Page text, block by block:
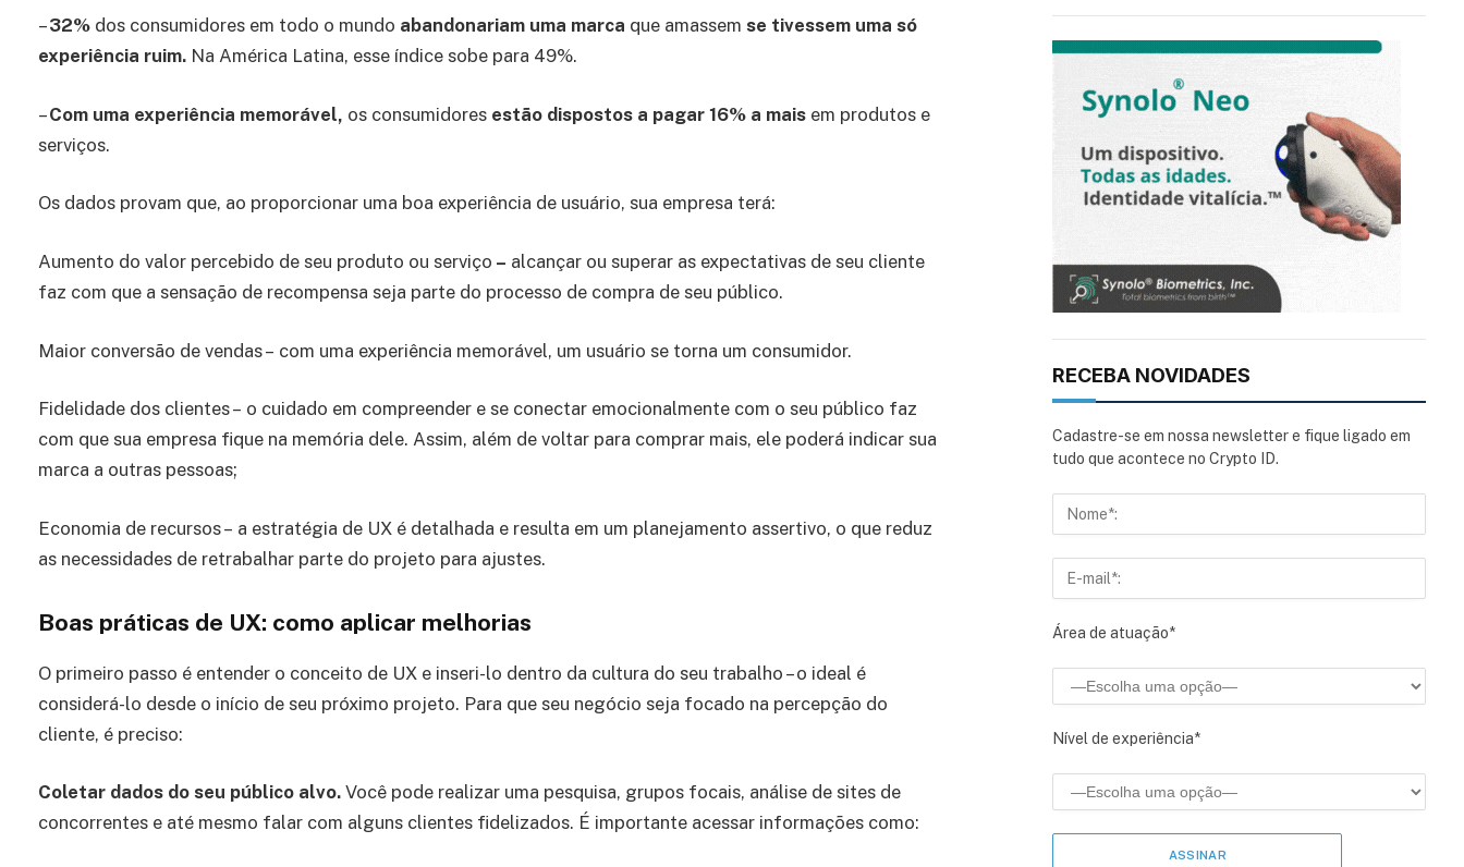
–32% dos consumidores em todo o mundo abandonariam uma marca que amassem se tivessem uma só
experiência ruim. Na América Latina, esse índice sobe para 49%.
–Com uma experiência memorável, os consumidores estão dispostos a pagar 16% a mais em produtos e
serviços.
Os dados provam que, ao proporcionar uma boa experiência de usuário, sua empresa terá:
Aumento do valor percebido de seu produto ou serviço – alcançar ou superar as expectativas de seu cliente
faz com que a sensação de recompensa seja parte do processo de compra de seu público.
Maior conversão de vendas – com uma experiência memorável, um usuário se torna um consumidor.
Fidelidade dos clientes – o cuidado em compreender e se conectar emocionalmente com o seu público faz
com que sua empresa fique na memória dele. Assim, além de voltar para comprar mais, ele poderá indicar sua
marca a outras pessoas;
Economia de recursos – a estratégia de UX é detalhada e resulta em um planejamento assertivo, o que reduz
as necessidades de retrabalhar parte do projeto para ajustes.
Boas práticas de UX: como aplicar melhorias
O primeiro passo é entender o conceito de UX e inseri-lo dentro da cultura do seu trabalho – o ideal é
considerá-lo desde o início de seu próximo projeto. Para que seu negócio seja focado na percepção do
cliente, é preciso:
Coletar dados do seu público alvo. Você pode realizar uma pesquisa, grupos focais, análise de sites de
concorrentes e até mesmo falar com alguns clientes fidelizados. É importante acessar informações como:
RECEBA NOVIDADES
Cadastre-se em nossa newsletter e fique ligado em
tudo que acontece no Crypto ID.
Área de atuação*
Nível de experiência*